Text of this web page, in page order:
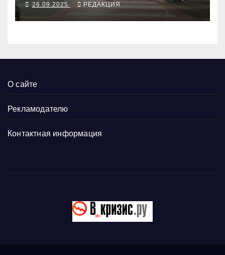
26.09.2025 РЕДАКЦИЯ
О сайте
Рекламодателю
Контактная информация